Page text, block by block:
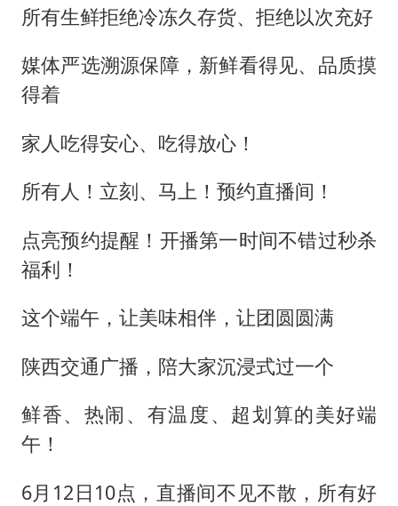
所有生鲜拒绝冷冻久存货、拒绝以次充好
媒体严选溯源保障，新鲜看得见、品质摸
得着
家人吃得安心、吃得放心！
所有人！立刻、马上！预约直播间！
点亮预约提醒！开播第一时间不错过秒杀
福利！
这个端午，让美味相伴，让团圆圆满
陕西交通广播，陪大家沉浸式过一个
鲜香、热闹、有温度、超划算的美好端
午！
6月12日10点，直播间不见不散，所有好